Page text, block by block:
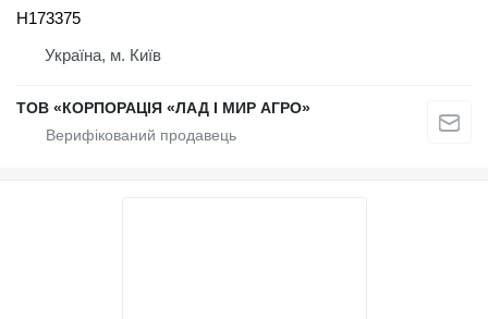
H173375
Україна, м. Київ
ТОВ «КОРПОРАЦІЯ «ЛАД І МИР АГРО»